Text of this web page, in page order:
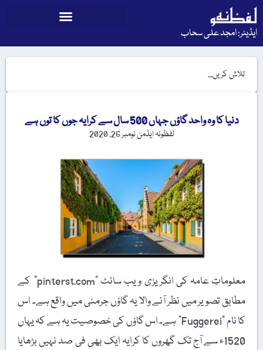
ایڈیٹر: امجد علی سحاب
دنیا کا وہ واحد گاؤں جہاں 500 سال سے کرایہ جوں کا توں ہے
لفظونہ ایڈمننومبر 26, 2020
معلوماتِ عامہ کی انگریزی ویب سائٹ "pinterst.com” کے
مطابق تصویر میں نظر آنے والا یہ گاؤں جرمنی میں واقع ہے۔ اس
کا نام "Fuggerei” ہے۔ اس گاؤں کی خصوصیت یہ ہے کہ یہاں
1520ء سے آج تک گھروں کا کرایہ ایک بھی فی صد نہیں بڑھایا